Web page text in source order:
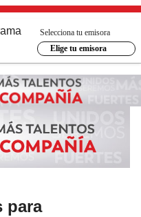
Selecciona tu emisora
Elige tu emisora
para